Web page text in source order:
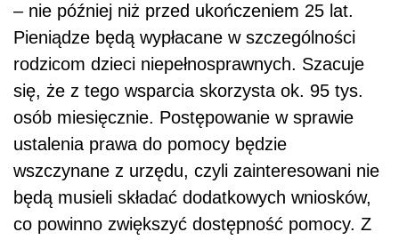
– nie później niż przed ukończeniem 25 lat.
Pieniądze będą wypłacane w szczególności
rodzicom dzieci niepełnosprawnych. Szacuje
się, że z tego wsparcia skorzysta ok. 95 tys.
osób miesięcznie. Postępowanie w sprawie
ustalenia prawa do pomocy będzie
wszczynane z urzędu, czyli zainteresowani nie
będą musieli składać dodatkowych wniosków,
co powinno zwiększyć dostępność pomocy. Z